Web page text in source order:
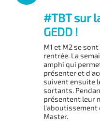
#TBT sur
GEDD !
M1 et M2 se
rentrée. La
amphi qui
présenter et
suivent ensuite
sortants.
présentent leur
l'aboutissement
Master.